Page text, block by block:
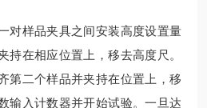
样品夹具之间安装高度设置量
持在相应位置上，移去高度尺。
第二个样品并夹持在位置上，移
输入计数器并开始试验。一旦达